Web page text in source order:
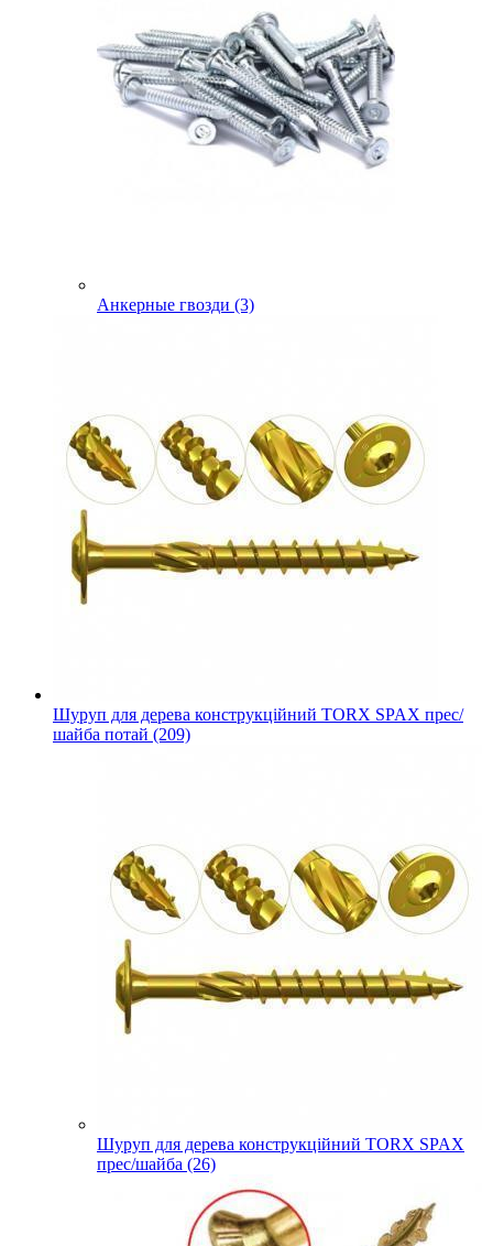
Анкерные гвозди (3)
Шуруп для дерева конструкційний TORX SPAX прес/
шайба потай (209)
Шуруп для дерева конструкційний TORX SPAX
прес/шайба (26)